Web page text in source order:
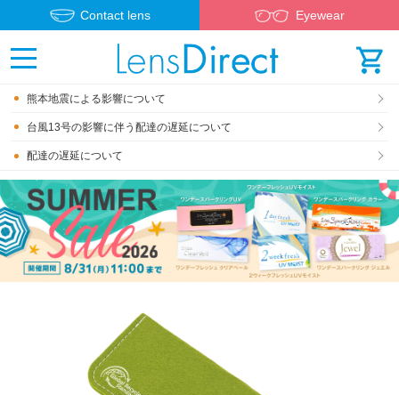
Contact lens Eyewear
熊本地震による影響について
台風13号の影響に伴う配達の遅延について
配達の遅延について